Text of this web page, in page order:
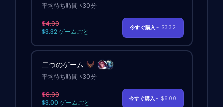
平均待ち時間 <30分
$4.00
$3.32 ゲームごと
今すぐ購入- $3.32
二つのゲーム
平均待ち時間 <30分
$8.00
$3.00 ゲームごと
今すぐ購入- $6.00